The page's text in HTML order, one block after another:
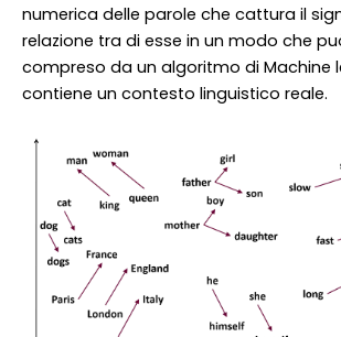
numerica delle parole che cattura il
relazione tra di esse in un modo che
compreso da un algoritmo di Machine
contiene un contesto linguistico reale.